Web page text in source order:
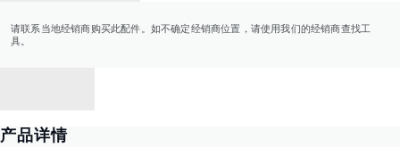
请联系当地经销商购买此配件。如不确定经销商位置，请使用我们的经销商查找工
具。
产品详情